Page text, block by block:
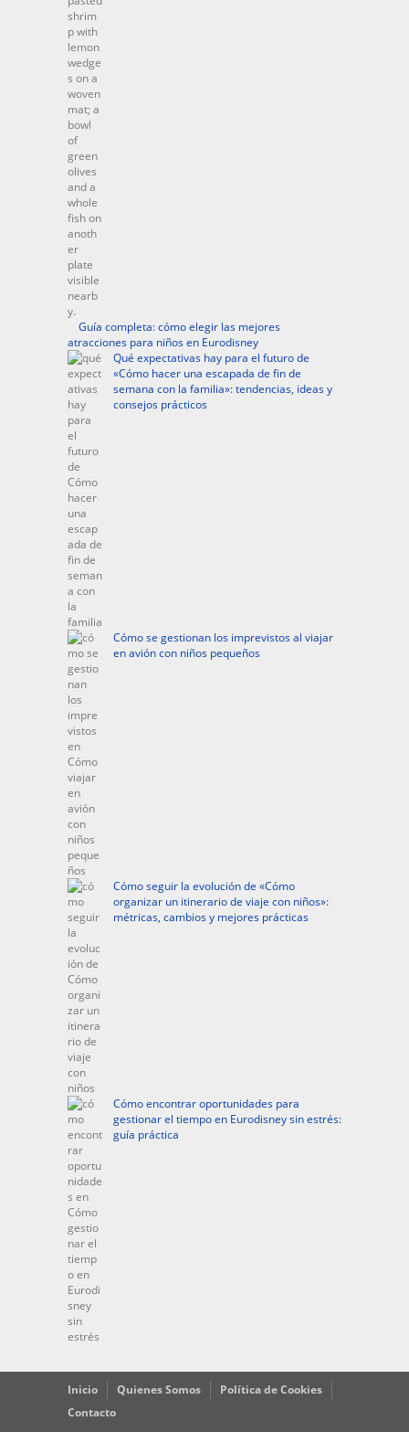
Guía completa: cómo elegir las mejores
atracciones para niños en Eurodisney
Qué expectativas hay para el futuro de
«Cómo hacer una escapada de fin de
semana con la familia»: tendencias, ideas y
consejos prácticos
Cómo se gestionan los imprevistos al viajar
en avión con niños pequeños
Cómo seguir la evolución de «Cómo
organizar un itinerario de viaje con niños»:
métricas, cambios y mejores prácticas
Cómo encontrar oportunidades para
gestionar el tiempo en Eurodisney sin estrés:
guía práctica
Inicio Quienes Somos
Política de Cookies
Contacto